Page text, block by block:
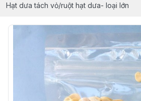
Hạt dưa tách vỏ/ruột hạt dưa- loại lớn